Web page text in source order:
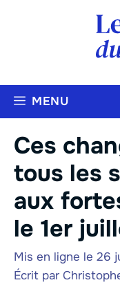
MENU
Ces
tous les
aux
le 1er
Mis en ligne le 26
Écrit par